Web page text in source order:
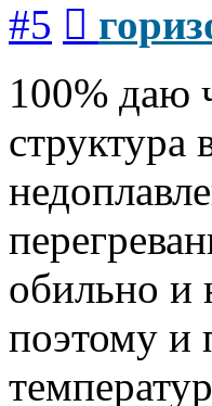
#5
100% даю
структура
обильно и
поэтому и